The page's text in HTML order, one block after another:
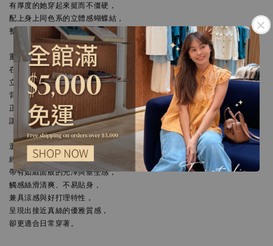
有厚度的她穿起來挺而不僵硬，
配上身上同色系的立體感蝴蝶結，
整體自帶著貴氣優雅的氣息，
重磅緞面材質搭配著自然垂墜的弧度，
在舉手投足的每個瞬間都是那樣優雅迷人，
立體蝴蝶結點綴出它應有的浪漫，
背後採用一粒釦的簡約設計，
正面不規則的交叉呈現他獨有的氣質，
讓你在各個場合中都是眾人矚目的焦點，
選用日本進口聚酯纖維面料，
經特殊工藝織造，布面細緻緊實，
帶有如緞面般的光澤與垂墜感，
觸感絲滑清爽、不易貼身，
兼具涼感與好打理特性，
呈現出接近真絲的優雅質感，
卻更適合日常穿著。